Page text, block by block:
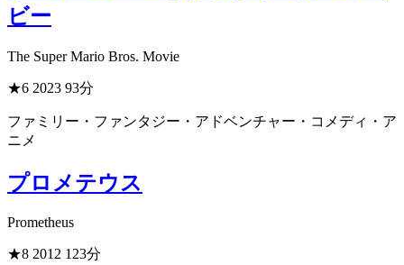
ビー
The Super Mario Bros. Movie
★6 2023 93分
ファミリー・ファンタジー・アドベンチャー・コメディ・ア
ニメ
プロメテウス
Prometheus
★8 2012 123分